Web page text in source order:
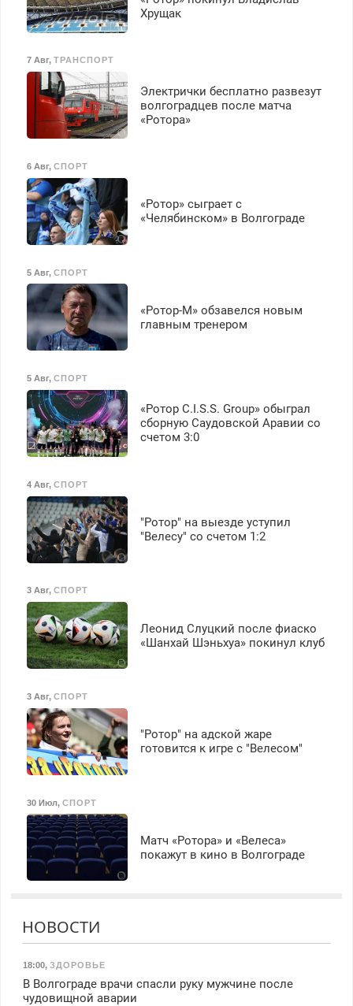
Хрущак
7 Авг, ТРАНСПОРТ
Электрички бесплатно развезут
волгоградцев после матча
«Ротора»
6 Авг, СПОРТ
«Ротор» сыграет с
«Челябинском» в Волгограде
5 Авг, СПОРТ
«Ротор-М» обзавелся новым
главным тренером
5 Авг, СПОРТ
«Ротор C.I.S.S. Group» обыграл
сборную Саудовской Аравии со
счетом 3:0
4 Авг, СПОРТ
"Ротор" на выезде уступил
"Велесу" со счетом 1:2
3 Авг, СПОРТ
Леонид Слуцкий после фиаско
«Шанхай Шэньхуа» покинул клуб
3 Авг, СПОРТ
"Ротор" на адской жаре
готовится к игре с "Велесом"
30 Июл, СПОРТ
Матч «Ротора» и «Велеса»
покажут в кино в Волгограде
НОВОСТИ
18:00, ЗДОРОВЬЕ
В Волгограде врачи спасли руку мужчине после
чудовищной аварии